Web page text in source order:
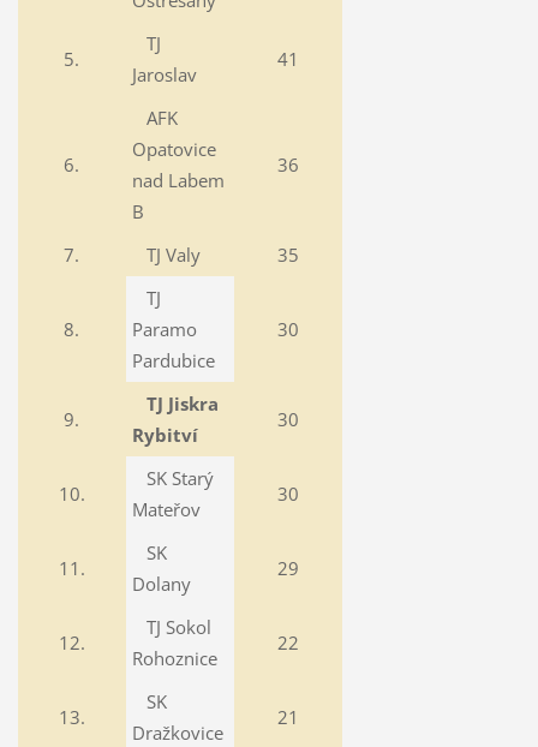
5.
TJ
Jaroslav
41
6.
AFK
Opatovice
nad Labem
B
36
7. TJ Valy 35
8.
TJ
Paramo
Pardubice
30
9.
TJ Jiskra
Rybitví
30
10.
SK Starý
Mateřov
30
11.
SK
Dolany
29
12.
TJ Sokol
Rohoznice
22
13.
SK
Dražkovice
21